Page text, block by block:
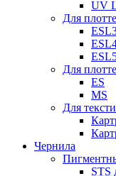
UV
Для
Для
ES
MS
Для
Чернила
STS